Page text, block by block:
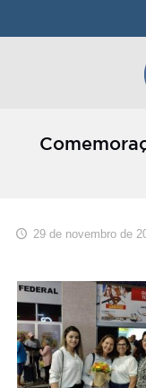
29 de novembro de